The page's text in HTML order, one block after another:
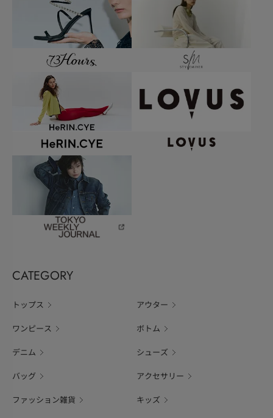
CATEGORY
トップス アウター
ワンピース ボトム
デニム シューズ
バッグ アクセサリー
ファッション雑貨 キッズ